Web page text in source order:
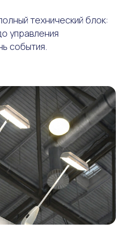
технический блок:
управления
события.